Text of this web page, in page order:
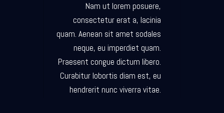
Nam ut lorem posuere,
consectetur erat a, lacinia
quam. Aenean sit amet sodales
neque, eu imperdiet quam.
Praesent congue dictum libero.
Curabitur lobortis diam est, eu
hendrerit nunc viverra vitae.